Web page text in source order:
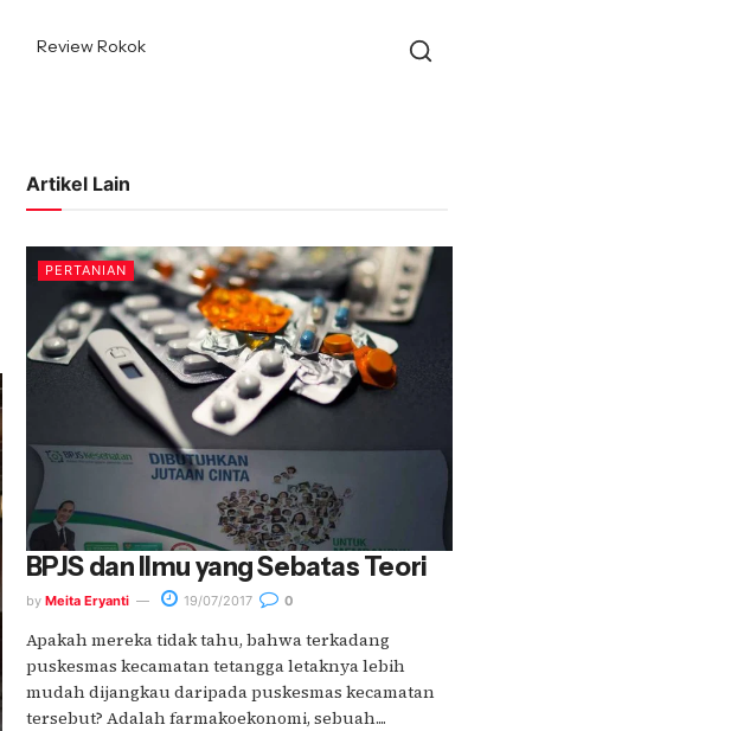
Review Rokok
Artikel Lain
PERTANIAN
BPJS dan Ilmu yang Sebatas Teori
by Meita Eryanti 19/07/2017 0
Apakah mereka tidak tahu, bahwa terkadang
puskesmas kecamatan tetangga letaknya lebih
mudah dijangkau daripada puskesmas kecamatan
tersebut? Adalah farmakoekonomi, sebuah....